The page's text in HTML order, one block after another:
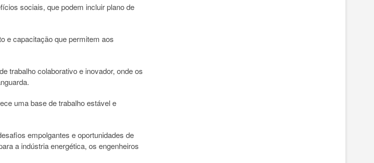
sociais, que podem incluir plano de
e capacitação que permitem aos
trabalho colaborativo e inovador, onde os
uma base de trabalho estável e
empolgantes e oportunidades de
a indústria energética, os engenheiros